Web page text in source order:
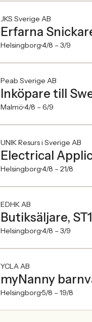
JKS Sverige AB
Erfarna
Helsingborg4/8 – 3/9
Peab Sverige AB
Inköpare till
Malmö4/8 – 6/9
UNIK Resurs i Sverige AB
Electrical
Helsingborg4/8 – 21/8
EDHK AB
Butiksäljare,
Helsingborg4/8 – 3/9
YCLA AB
myNanny
Helsingborg5/8 – 19/8